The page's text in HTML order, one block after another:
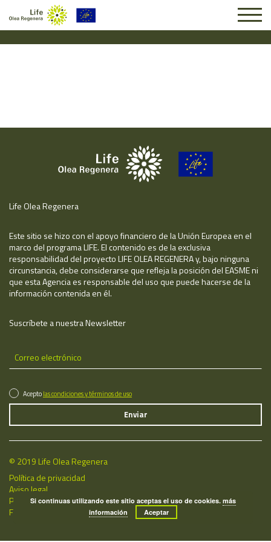
Solicitud #24973
Life Olea Regenera
Este sitio se hizo con el apoyo financiero de la Unión Europea en el
marco del programa LIFE. El contenido es de la exclusiva
responsabilidad del proyecto LIFE OLEA REGENERA y, bajo ninguna
circunstancia, debe considerarse que refleja la posición del EASME ni
que esta Agencia es responsable del uso que puede hacerse de la
información contenida en él.
Suscríbete a nuestra Newsletter
Aceptolas condiciones y términos de uso
© 2019 Life Olea Regenera
Política de privacidad
Aviso legal
Política de cookies
Fecha de última actualización: 09/08/2026
Si continuas utilizando este sitio aceptas el uso de cookies.más
información
Aceptar